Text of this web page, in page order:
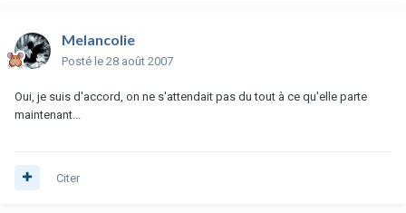
Melancolie
Posté le 28 août 2007
Oui, je suis d'accord, on ne s'attendait pas du tout à ce qu'elle parte
maintenant...
Citer